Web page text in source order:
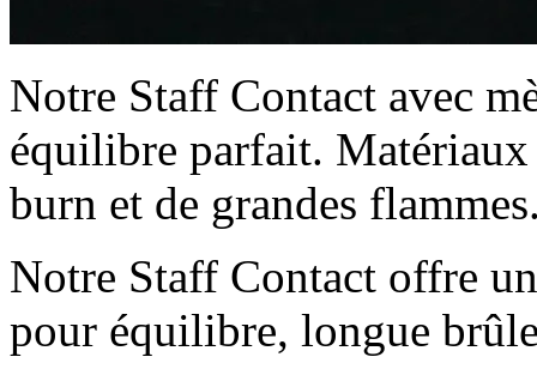
Notre Staff Contact avec
équilibre parfait.
burn et de grandes
Notre Staff Contact offre
pour équilibre, longue